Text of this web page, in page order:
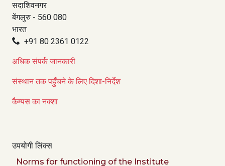
सदाशिवनगर
बेंगलुरु - 560 080
भारत
+91 80 2361 0122
अधिक संपर्क जानकारी
संस्थान तक पहुँचने के लिए दिशा-निर्देश
कैम्पस का नक्शा
उपयोगी लिंक्स
Norms for functioning of the Institute